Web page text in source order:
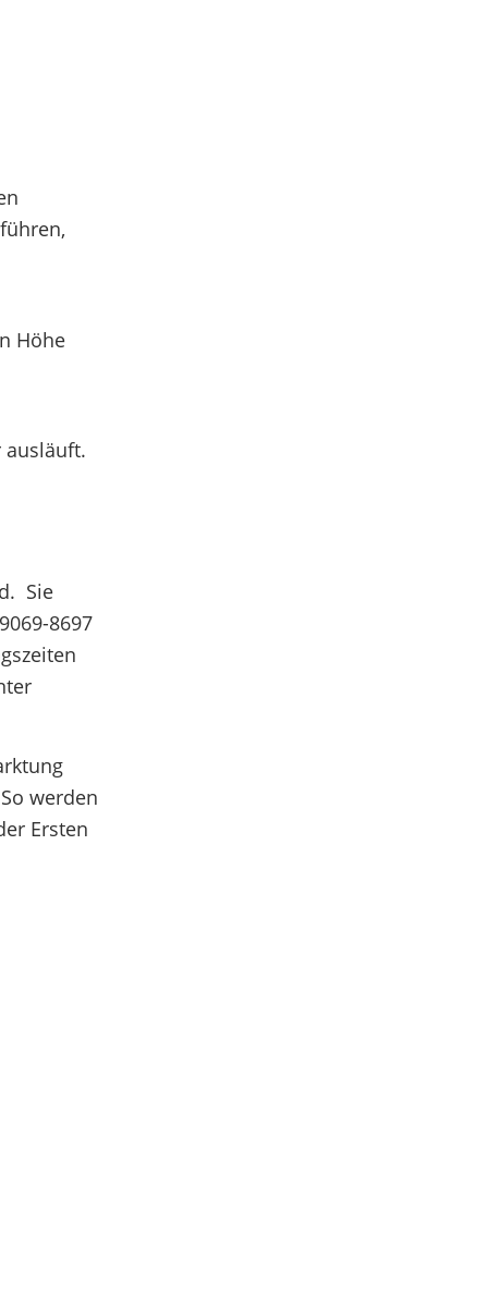
Höhe
ausläuft.
Sie
8697
werden
Ersten